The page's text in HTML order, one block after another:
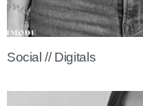
Social // Digitals